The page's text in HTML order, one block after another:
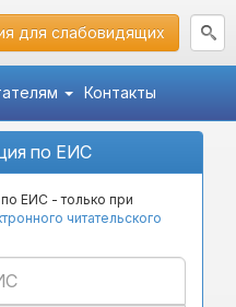
для слабовидящих
Контакты
по ЕИС
ЕИС - только при
читательского